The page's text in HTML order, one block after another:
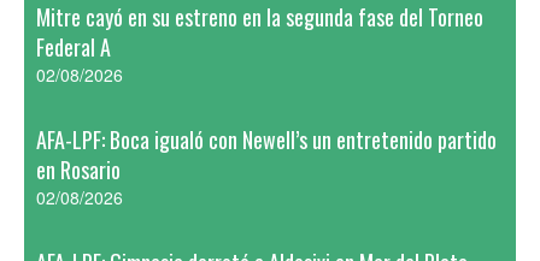
Mitre cayó en su estreno en la segunda fase del Torneo
Federal A
02/08/2026
AFA-LPF: Boca igualó con Newell’s un entretenido partido
en Rosario
02/08/2026